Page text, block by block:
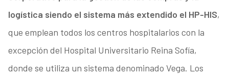
logística siendo el sistema más extendido el HP-HIS,
que emplean todos los centros hospitalarios con la
excepción del Hospital Universitario Reina Sofía,
donde se utiliza un sistema denominado Vega. Los